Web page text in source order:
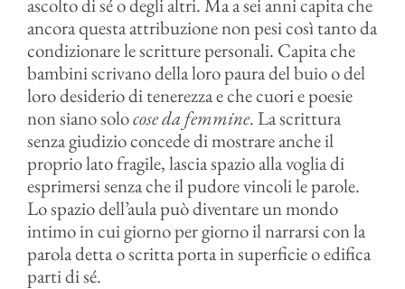
ascolto di sé o degli altri. Ma a sei anni capita che
ancora questa attribuzione non pesi così tanto da
condizionare le scritture personali. Capita che
bambini scrivano della loro paura del buio o del
loro desiderio di tenerezza e che cuori e poesie
non siano solocose da femmine. La scrittura
senza giudizio concede di mostrare anche il
proprio lato fragile, lascia spazio alla voglia di
esprimersi senza che il pudore vincoli le parole.
Lo spazio dell’aula può diventare un mondo
intimo in cui giorno per giorno il narrarsi con la
parola detta o scritta porta in superficie o edifica
parti di sé.